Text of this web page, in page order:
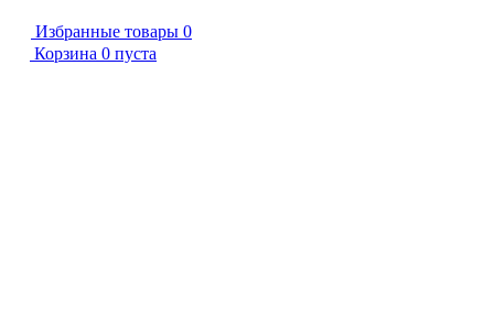
Избранные товары 0
Корзина 0 пуста